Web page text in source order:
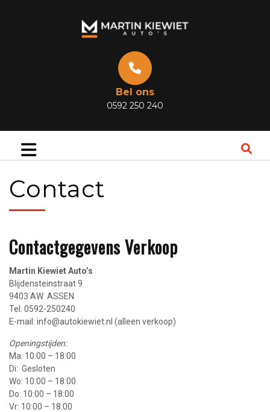
Bel ons
0592 250 240
Contact
Contactgegevens Verkoop
Martin Kiewiet Auto’s
Blijdensteinstraat 9
9403 AW ASSEN
Tel. 0592-250240
E-mail: info@autokiewiet.nl (alleen verkoop)
Openingstijden:
Ma: 10:00 – 18:00
Di: Gesloten
Wo: 10:00 – 18:00
Do: 10:00 – 18:00
Vr: 10:00 – 18:00